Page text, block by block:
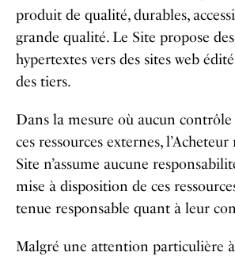
produit de qualité, durables,
grande qualité. Le Site propose
hypertextes vers des sites web
des tiers.
Dans la mesure où aucun contrôle
ces ressources externes,
Site n’assume aucune
mise à disposition de ces
tenue responsable quant à leur
Malgré une attention particulière